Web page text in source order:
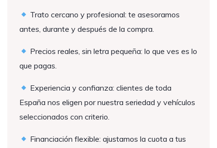
Trato cercano y profesional: te asesoramos
antes, durante y después de la compra.
Precios reales, sin letra pequeña: lo que ves es lo
que pagas.
Experiencia y confianza: clientes de toda
España nos eligen por nuestra seriedad y vehículos
seleccionados con criterio.
Financiación flexible: ajustamos la cuota a tus